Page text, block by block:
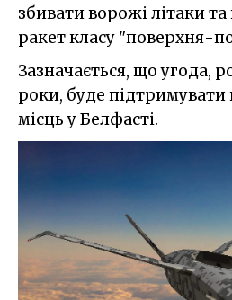
збивати ворожі літаки
ракет класу "поверхня-
Зазначається, що угода,
роки, буде
місць у Белфасті.